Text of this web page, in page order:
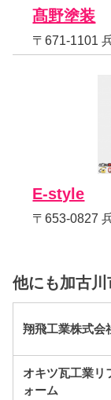
髙野塗装
〒671-1101
E-style
〒653-0827
他にも加古川
翔飛工業株式会
オキツ瓦工業リ
ォーム